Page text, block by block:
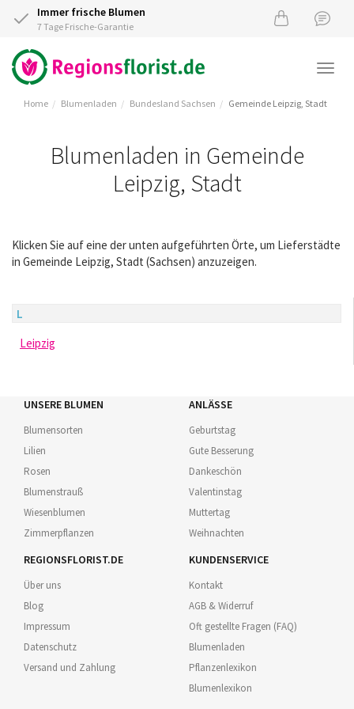
Immer frische Blumen
7 Tage Frische-Garantie
Home Blumenladen Bundesland Sachsen Gemeinde Leipzig, Stadt
Blumenladen in Gemeinde
Leipzig, Stadt
Klicken Sie auf eine der unten aufgeführten Örte, um Lieferstädte
in Gemeinde Leipzig, Stadt (Sachsen) anzuzeigen.
L
Leipzig
UNSERE BLUMEN
Blumensorten
Lilien
Rosen
Blumenstrauß
Wiesenblumen
Zimmerpflanzen
ANLÄSSE
Geburtstag
Gute Besserung
Dankeschön
Valentinstag
Muttertag
Weihnachten
REGIONSFLORIST.DE
Über uns
Blog
Impressum
Datenschutz
Versand und Zahlung
KUNDENSERVICE
Kontakt
AGB & Widerruf
Oft gestellte Fragen (FAQ)
Blumenladen
Pflanzenlexikon
Blumenlexikon